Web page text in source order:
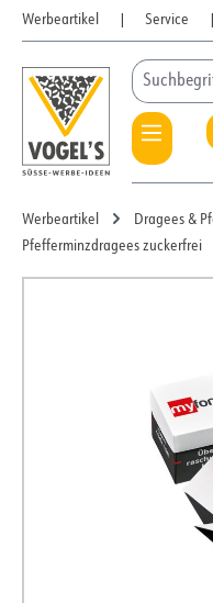
Zum Hauptinhalt springen
Werbeartikel Service
Werbeartikel
Dragees &
Pfefferminzdragees zuckerfrei